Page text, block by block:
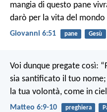
mangia di questo pane
darò per la vita del mondo
Giovanni 6:51 pane Gesù
Voi dunque pregate così:
sia santificato il tuo
la tua volontà, come in
Matteo 6:9-10 preghiera